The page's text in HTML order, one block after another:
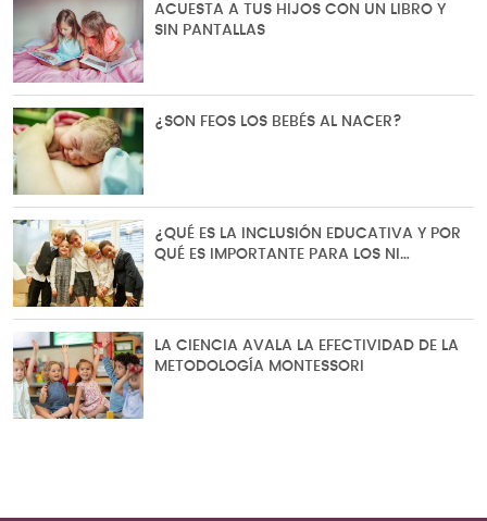
ACUESTA A TUS HIJOS CON UN LIBRO Y
SIN PANTALLAS
¿SON FEOS LOS BEBÉS AL NACER?
¿QUÉ ES LA INCLUSIÓN EDUCATIVA Y POR
QUÉ ES IMPORTANTE PARA LOS NI…
LA CIENCIA AVALA LA EFECTIVIDAD DE LA
METODOLOGÍA MONTESSORI